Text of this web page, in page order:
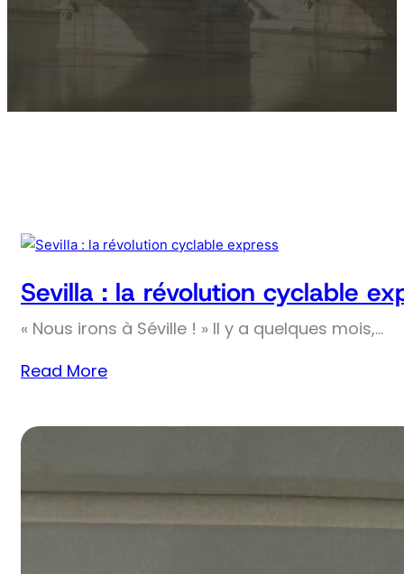
Sevilla : la révolution cyclable
« Nous irons à Séville ! » Il y a quelques mois,…
Read More